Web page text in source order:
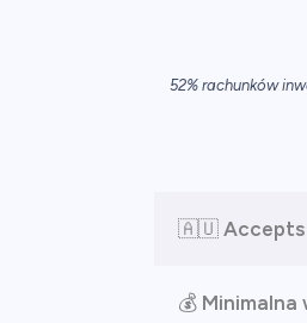
52% rachunków
🇦🇺 Accepts
💰 Minimalna